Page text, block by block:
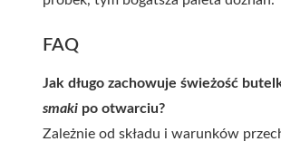
FAQ
Jak długo zachowuje świeżość
smaki po otwarciu?
Zależnie od składu i warunków